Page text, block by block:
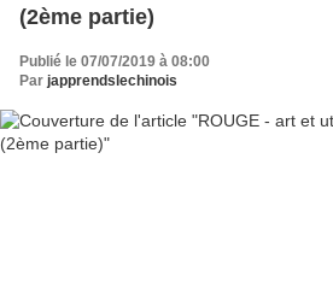
(2ème partie)
Publié le 07/07/2019 à 08:00
Par japprendslechinois